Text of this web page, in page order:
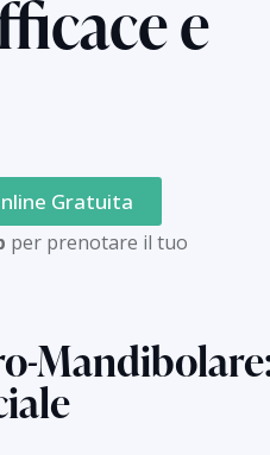
e
Gratuita
per prenotare il tuo